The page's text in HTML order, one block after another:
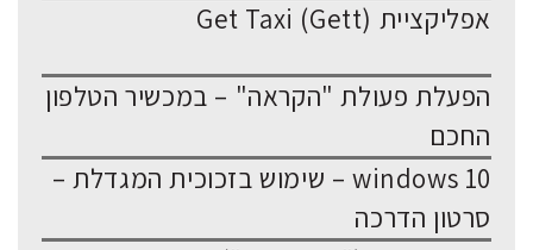
אפליקציית Get Taxi (Gett)
הפעלת פעולת "הקראה" – במכשיר הטלפון
החכם
windows 10 – שימוש בזכוכית המגדלת –
סרטון הדרכה